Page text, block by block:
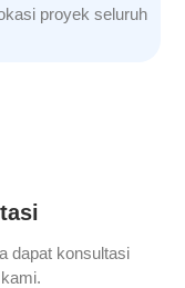
proyek seluruh
dapat konsultasi